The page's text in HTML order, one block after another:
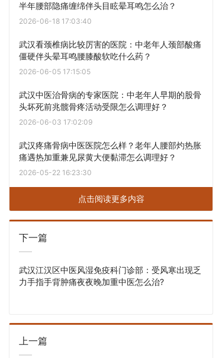
半年腰部隐痛缠绵伴头目眩晕耳鸣怎么治？
2026-06-18 17:03:40
武汉看颈椎病比较厉害的医院：中老年人颈部酸痛
僵硬伴头晕耳鸣腰膝酸软吃什么药？
2026-06-05 17:15:05
武汉中医治骨病的专家医院：中老年人早期的股骨
头坏死前兆髋骨疼活动受限怎么调理好？
2026-06-03 17:02:09
武汉疼痛骨病中医医院怎么样？老年人腰部灼热胀
痛遇热加重兼见尿黄大便黏滞怎么调理好？
2026-05-22 16:23:30
点击阅读更多内容
下一篇
武汉江汉区中医风湿免疫科门诊部：受风寒出现乏
力手指手背肿痛夜夜晚加重中医怎么治?
上一篇